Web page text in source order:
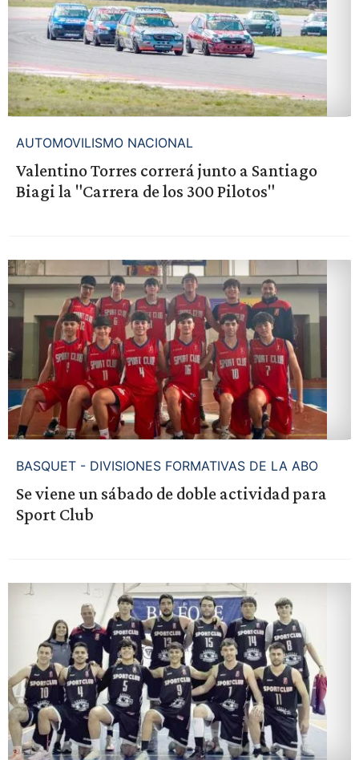
AUTOMOVILISMO NACIONAL
Valentino Torres correrá junto a Santiago
Biagi la "Carrera de los 300 Pilotos"
BASQUET - DIVISIONES FORMATIVAS DE LA ABO
Se viene un sábado de doble actividad para
Sport Club